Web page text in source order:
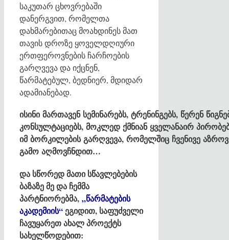
საკუთარ ცხოვრებაში
დანერგვით, რომელთა
დახმარებითაც მოახდინეს მათ
თავის დროზე ყოველდღიური
ერთფეროვნების ჩარჩოების
გარღვევა და იქცნენ,
წარმატებულ, ბედნიერ, მდიდარ
ადამიანებად.
ისინიმართავენ სემინარებს, ტრენინგებს, წერენ
კონსულტაციებს, მოკლედ ქმნიანყველანაირ
იმ ბორკილებისგარღვევა, რომელშიც ჩვენივე
გამო აღმოვჩნდით…
და სწორედ მათი სწავლებების
ბაზაზე მე და ჩემმა
პარტნიორებმა, „წარმატების
აკადემიის“ეგიდით, საფუძველი
ჩავუყარეთ ახალ პროექტს
სახელწოდებით: